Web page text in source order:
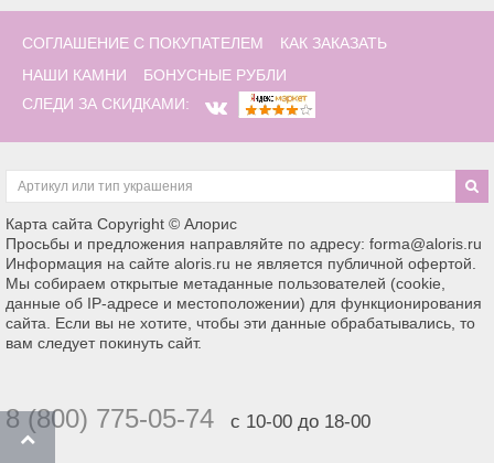
СОГЛАШЕНИЕ С ПОКУПАТЕЛЕМ
КАК ЗАКАЗАТЬ
НАШИ КАМНИ
БОНУСНЫЕ РУБЛИ
СЛЕДИ ЗА СКИДКАМИ:
Карта сайта Copyright © Алорис
Просьбы и предложения направляйте по адресу: forma@aloris.ru
Информация на сайте aloris.ru не является публичной офертой.
Мы собираем открытые метаданные пользователей (cookie,
данные об IP-адресе и местоположении) для функционирования
сайта. Если вы не хотите, чтобы эти данные обрабатывались, то
вам следует покинуть сайт.
8 (800) 775-05-74 с 10-00 до 18-00